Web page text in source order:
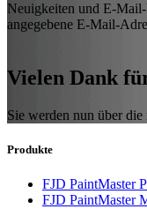
Neuigkeiten und E-
angegebene E-Mail-
Vielen Dank
Sie werden nun über
Produkte
FJD PaintMaster
FJD PaintMaster